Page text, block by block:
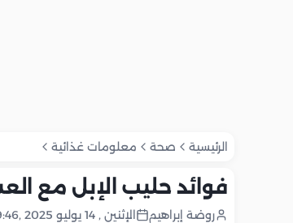
الرئيسية صحة معلومات غذائية
فوائد حليب الإبل مع
روضة إبراهيم الإثنين , 14 يوليو 2025 ,9:46 ص